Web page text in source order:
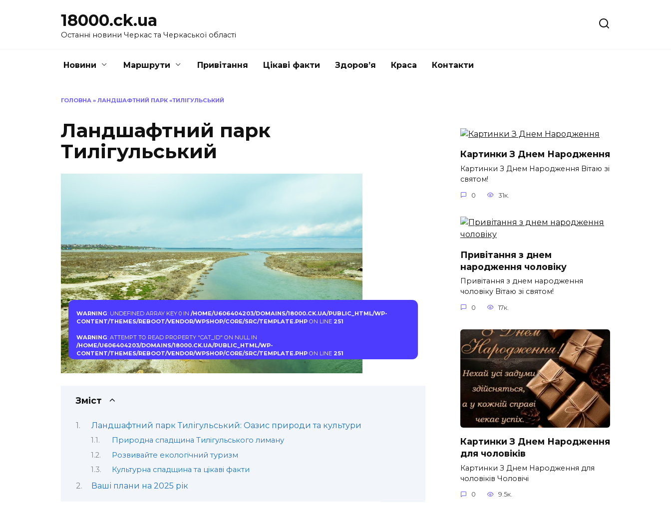
18000.ck.ua
Останні новини Черкас та Черкаської області
Новини Маршрути Привітання Цікаві факти Здоров’я Краса Контакти
ГОЛОВНА » ЛАНДШАФТНИЙ ПАРК «ТИЛІГУЛЬСЬКИЙ
Ландшафтний парк
Тилігульський
WARNING: UNDEFINED ARRAY KEY 0 IN /HOME/U606404203/DOMAINS/18000.CK.UA/PUBLIC_HTML/WP-
CONTENT/THEMES/REBOOT/VENDOR/WPSHOP/CORE/SRC/TEMPLATE.PHPON LINE 251
WARNING: ATTEMPT TO READ PROPERTY "CAT_ID" ON NULL IN
/HOME/U606404203/DOMAINS/18000.CK.UA/PUBLIC_HTML/WP-
CONTENT/THEMES/REBOOT/VENDOR/WPSHOP/CORE/SRC/TEMPLATE.PHPON LINE 251
Зміст
Ландшафтний парк Тилігульський: Оазис природи та культури
Природна спадщина Tилігульського лиману
Розвивайте екологічний туризм
Культурна спадщина та цікаві факти
Ваші плани на 2025 рік
Картинки З Днем Народження
Картинки З Днем Народження Вітаю зі
святом!
0 31к.
Привітання з днем
народження чоловіку
Привітання з днем народження
чоловіку Вітаю зі святом!
0 17к.
Картинки З Днем Народження
для чоловіків​
Картинки З Днем Народження для
чоловіків​ Чоловічі
0 9.5к.